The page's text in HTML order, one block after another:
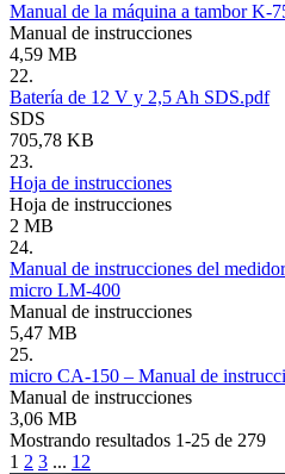
Manual de la máquina a tambor K-
Manual de instrucciones
4,59 MB
22.
Batería de 12 V y 2,5 Ah SDS.pdf
SDS
705,78 KB
23.
Hoja de instrucciones
Hoja de instrucciones
2 MB
24.
Manual de instrucciones del
micro LM-400
Manual de instrucciones
5,47 MB
25.
micro CA-150 – Manual de
Manual de instrucciones
3,06 MB
Mostrando resultados 1-25 de 279
1 2 3 ... 12